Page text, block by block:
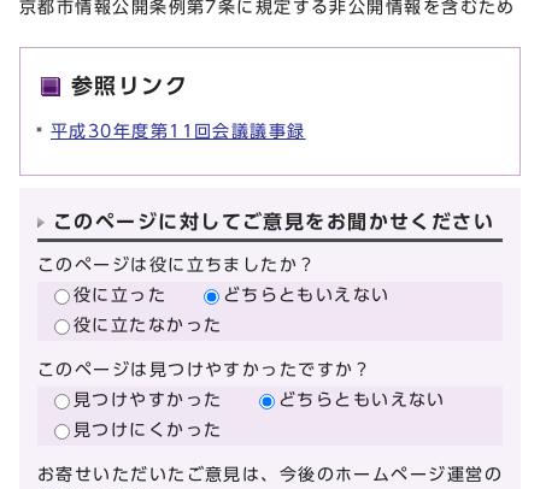
京都市情報公開条例第7条に規定する非公開情報を含むため
参照リンク
平成30年度第11回会議議事録
このページに対してご意見をお聞かせください
このページは役に立ちましたか？
役に立った
どちらともいえない
役に立たなかった
このページは見つけやすかったですか？
見つけやすかった
どちらともいえない
見つけにくかった
お寄せいただいたご意見は、今後のホームページ運営の